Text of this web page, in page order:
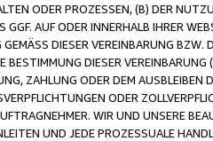
ODER PROZESSEN, (B) DER
AUF ODER INNERHALB IHRER
DIESER VEREINBARUNG BZW.
DIESER VEREINBARUNG
ZAHLUNG ODER DEM AUSBLEIBEN
ODER
WIR UND UNSERE
UND JEDE PROZESSUALE